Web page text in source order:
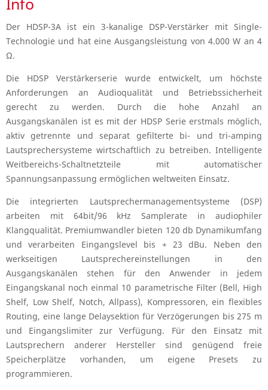
Info
Der HDSP-3A ist ein 3-kanalige DSP-Verstärker mit Single-
Technologie und hat eine Ausgangsleistung von 4.000 W an 4
Ω.
Die HDSP Verstärkerserie wurde entwickelt, um höchste
Anforderungen an Audioqualität und Betriebssicherheit
gerecht zu werden. Durch die hohe Anzahl an
Ausgangskanälen ist es mit der HDSP Serie erstmals möglich,
aktiv getrennte und separat gefilterte bi- und tri-amping
Lautsprechersysteme wirtschaftlich zu betreiben. Intelligente
Weitbereichs-Schaltnetzteile mit automatischer
Spannungsanpassung ermöglichen weltweiten Einsatz.
Die integrierten Lautsprechermanagementsysteme (DSP)
arbeiten mit 64bit/96 kHz Samplerate in audiophiler
Klangqualität. Premiumwandler bieten 120 db Dynamikumfang
und verarbeiten Eingangslevel bis + 23 dBu. Neben den
werkseitigen Lautsprechereinstellungen in den
Ausgangskanälen stehen für den Anwender in jedem
Eingangskanal noch einmal 10 parametrische Filter (Bell, High
Shelf, Low Shelf, Notch, Allpass), Kompressoren, ein flexibles
Routing, eine lange Delaysektion für Verzögerungen bis 275 m
und Eingangslimiter zur Verfügung. Für den Einsatz mit
Lautsprechern anderer Hersteller sind genügend freie
Speicherplätze vorhanden, um eigene Presets zu
programmieren.